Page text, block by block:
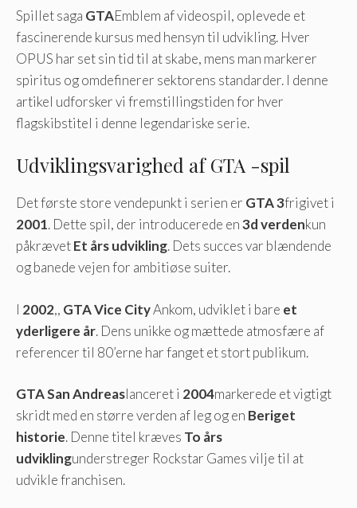
Spillet saga GTAEmblem af videospil, oplevede et
fascinerende kursus med hensyn til udvikling. Hver
OPUS har set sin tid til at skabe, mens man markerer
spiritus og omdefinerer sektorens standarder. I denne
artikel udforsker vi fremstillingstiden for hver
flagskibstitel i denne legendariske serie.
Udviklingsvarighed af GTA -spil
Det første store vendepunkt i serien er GTA 3frigivet i
2001. Dette spil, der introducerede en3d verdenkun
påkrævetEt års udvikling. Dets succes var blændende
og banede vejen for ambitiøse suiter.
I 2002,, GTA Vice CityAnkom, udviklet i bare et
yderligere år. Dens unikke og mættede atmosfære af
referencer til 80’erne har fanget et stort publikum.
GTA San Andreaslanceret i 2004markerede et vigtigt
skridt med en større verden af ​​leg og en Beriget
historie. Denne titel kræves To års
udviklingunderstreger Rockstar Games vilje til at
udvikle franchisen.